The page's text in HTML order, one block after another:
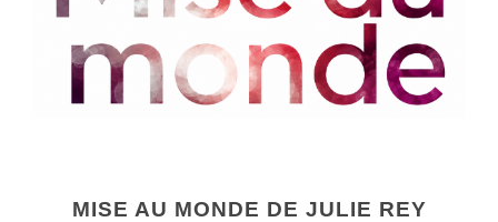
MISE AU MONDE DE JULIE REY